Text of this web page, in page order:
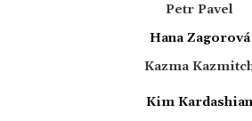
Petr Pavel
Hana Zagorová
Kazma
Kim Kardashian